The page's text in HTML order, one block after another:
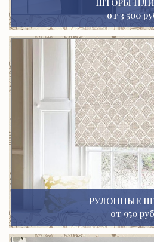
от 3 500
РУЛОННЫЕ
от 950